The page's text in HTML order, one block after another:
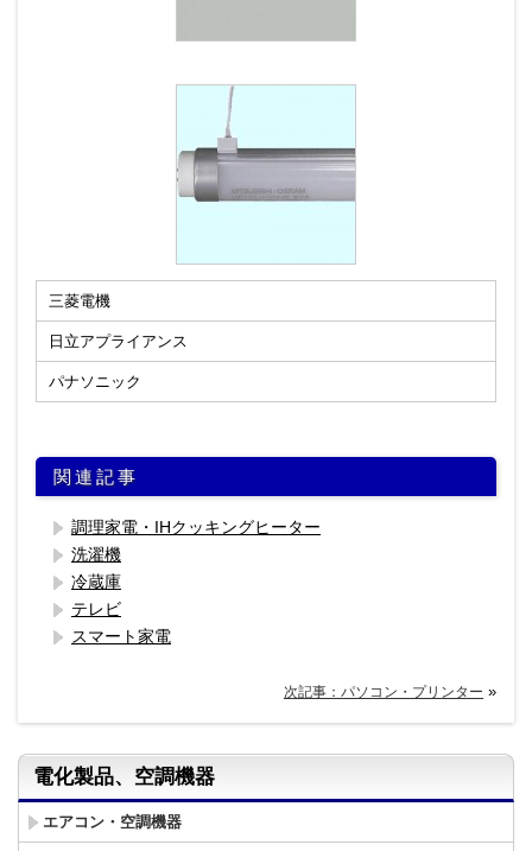
三菱電機
日立アプライアンス
パナソニック
関連記事
調理家電・IHクッキングヒーター
洗濯機
冷蔵庫
テレビ
スマート家電
次記事：パソコン・プリンター »
電化製品、空調機器
エアコン・空調機器